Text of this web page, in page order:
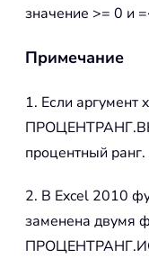
значение >= 0 и
Примечание
1. Если аргумент
процентный ранг.
2. В Excel 2010
заменена